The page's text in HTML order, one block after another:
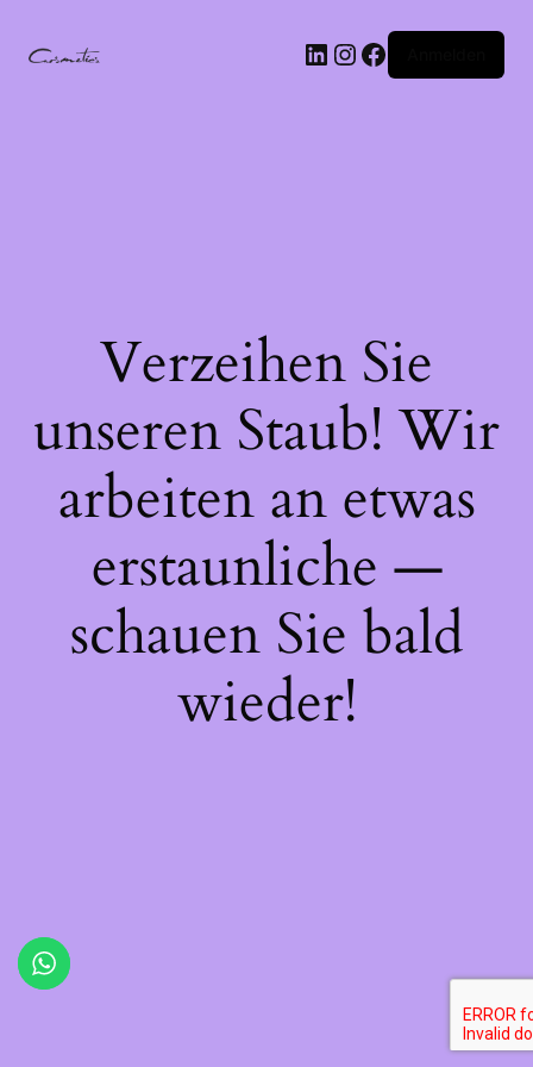
LinkedIn
Instagram
Facebook
Verzeihen Sie
unseren Staub! Wir
arbeiten an etwas
erstaunliche —
schauen Sie bald
wieder!